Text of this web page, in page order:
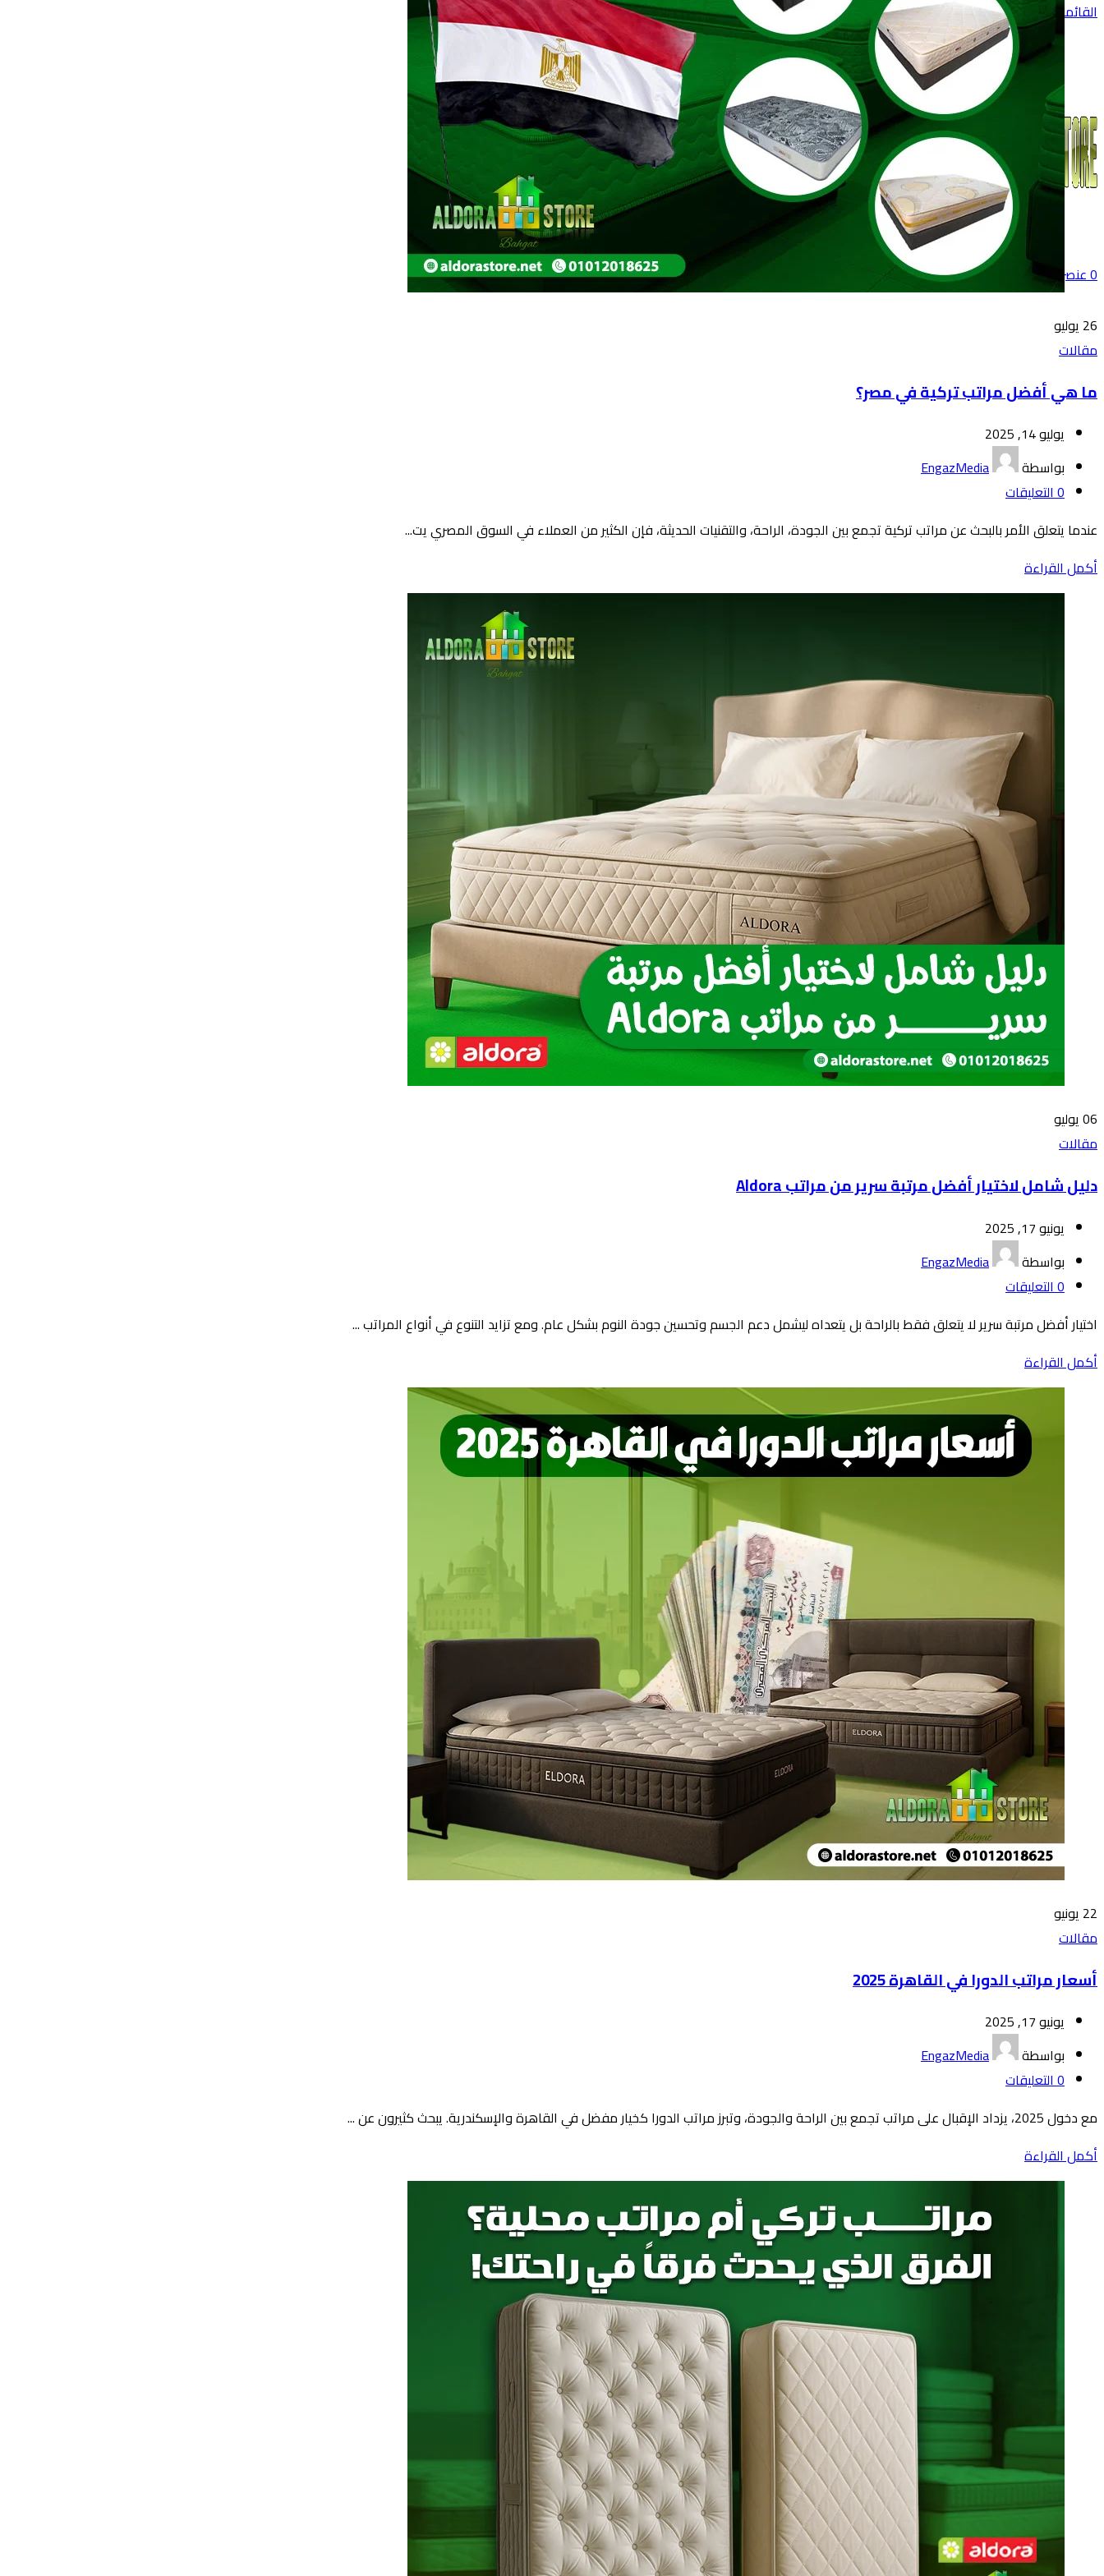
القائمة
0عنصر جنية
26 يوليو
مقالات
ما هي أفضل مراتب تركية في مصر؟
يوليو 14, 2025
بواسطة
EngazMedia
0التعليقات
عندما يتعلق الأمر بالبحث عن مراتب تركية تجمع بين الجودة، الراحة، والتقنيات الحديثة، فإن الكثير من العملاء في السوق المصري يت...
أكمل القراءة
06يوليو
مقالات
دليل شامل لاختيار أفضل مرتبة سرير من مراتب Aldora
يونيو 17, 2025
بواسطة
EngazMedia
0التعليقات
اختيار أفضل مرتبة سرير لا يتعلق فقط بالراحة بل يتعداه ليشمل دعم الجسم وتحسين جودة النوم بشكل عام. ومع تزايد التنوع في أنواع المراتب ...
أكمل القراءة
22 يونيو
مقالات
أسعار مراتب الدورا في القاهرة 2025
يونيو 17, 2025
بواسطة
EngazMedia
0التعليقات
مع دخول 2025، يزداد الإقبال على مراتب تجمع بين الراحة والجودة، وتبرز مراتب الدورا كخيار مفضل في القاهرة والإسكندرية. يبحث كثيرون عن ...
أكمل القراءة